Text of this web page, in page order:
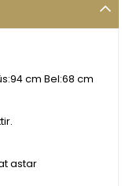
cm Bel:68 cm
astar